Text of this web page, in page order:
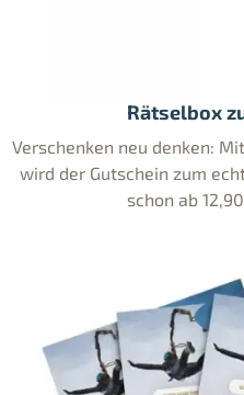
Rätselbox
Verschenken neu denken:
wird der Gutschein zum
schon ab